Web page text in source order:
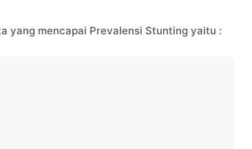
yang mencapai Prevalensi Stunting yaitu :